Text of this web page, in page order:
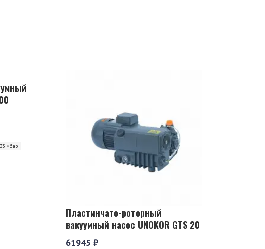
мбар
Пластинчато-роторный
вакуумный насос UNOKOR GTS 20
61945 ₽